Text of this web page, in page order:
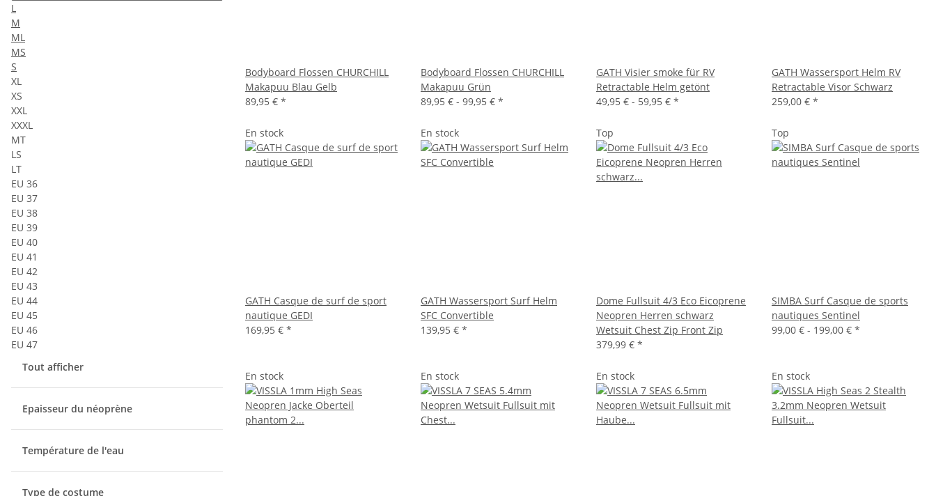
Bodyboard Flossen CHURCHILL
Makapuu Blau Gelb
89,95 € *
Bodyboard Flossen CHURCHILL
Makapuu Grün
89,95 € - 99,95 € *
GATH Visier smoke für RV
Retractable Helm getönt
49,95 € - 59,95 € *
GATH Wassersport Helm RV
Retractable Visor Schwarz
259,00 € *
En stock
GATH Casque de surf de sport
nautique GEDI
169,95 € *
En stock
GATH Wassersport Surf Helm
SFC Convertible
139,95 € *
Top
Dome Fullsuit 4/3 Eco Eicoprene
Neopren Herren schwarz
Wetsuit Chest Zip Front Zip
379,99 € *
Top
SIMBA Surf Casque de sports
nautiques Sentinel
99,00 € - 199,00 € *
En stock En stock En stock En stock
L
M
ML
MS
S
XL
XS
XXL
XXXL
MT
LS
LT
EU 36
EU 37
EU 38
EU 39
EU 40
EU 41
EU 42
EU 43
EU 44
EU 45
EU 46
EU 47
Tout afficher
Epaisseur du néoprène
Température de l'eau
Type de costume